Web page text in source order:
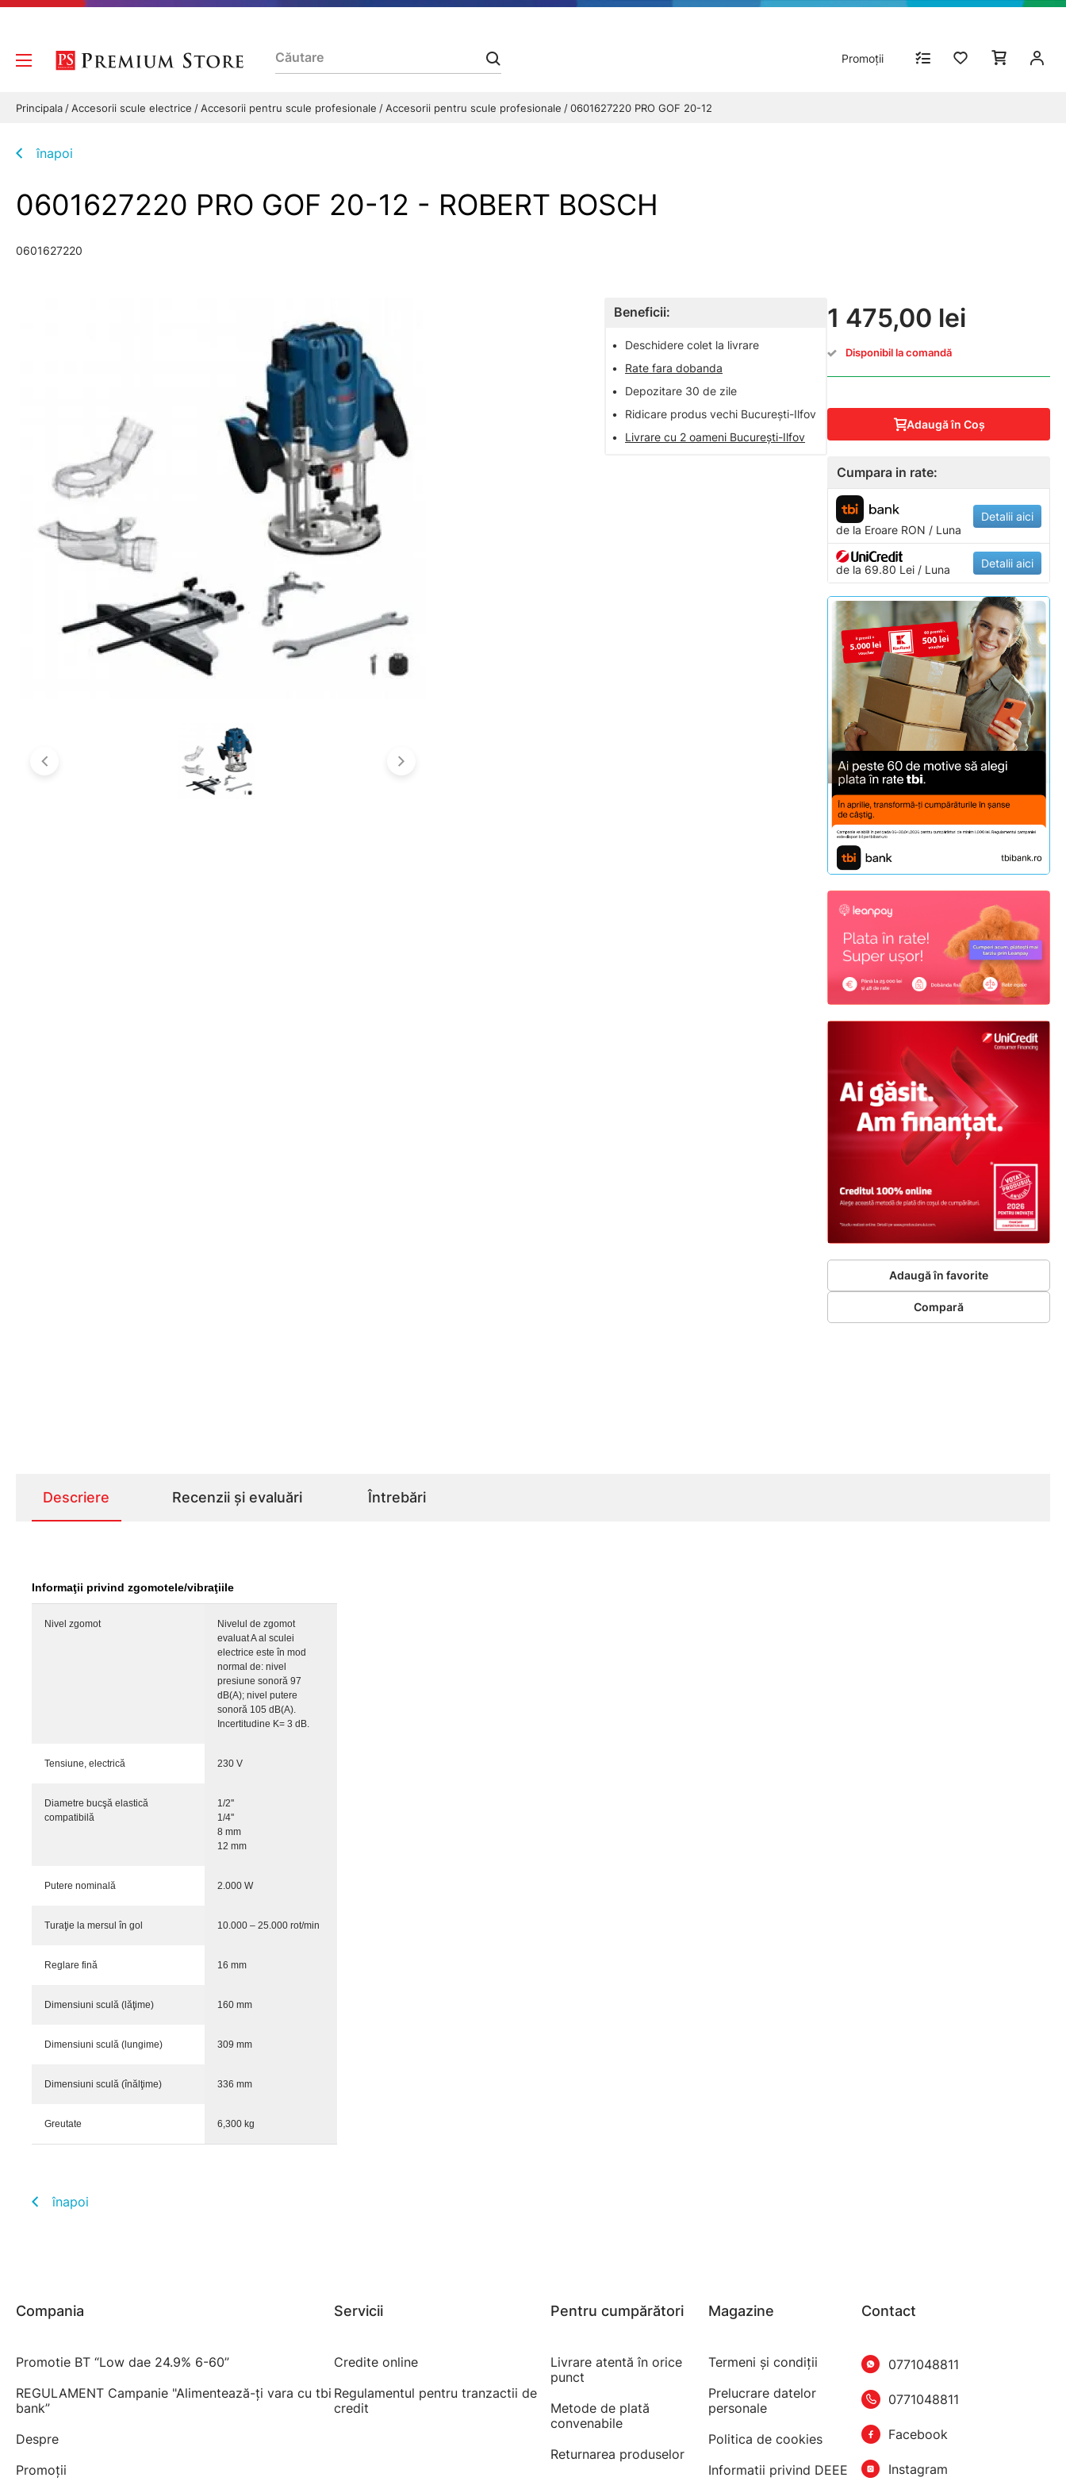
Promoții
Principala Accesorii scule electrice Accesorii pentru scule profesionale Accesorii pentru scule profesionale 0601627220 PRO GOF 20-12
înapoi
0601627220 PRO GOF 20-12 - ROBERT BOSCH
0601627220
Beneficii:
•
Deschidere colet la livrare
•
Rate fara dobanda
•
Depozitare 30 de zile
•
Ridicare produs vechi București-Ilfov
•
Livrare cu 2 oameni București-Ilfov
1 475,00 lei
Disponibil la comandă
Adaugă în Coş
Cumpara in rate:
de la Eroare RON / Luna
Detalii aici
de la 69.80 Lei / Luna Detalii aici
Adaugă în favorite
Compară
Descriere Recenzii și evaluări Întrebări
Informaţii privind zgomotele/vibraţiile
Nivel zgomot
Nivelul de zgomot
evaluat A al sculei
electrice este în mod
normal de: nivel
presiune sonoră 97
dB(A); nivel putere
sonoră 105 dB(A).
Incertitudine K= 3 dB.
Tensiune, electrică 230 V
Diametre bucşă elastică
compatibilă
1/2''
1/4''
8 mm
12 mm
Putere nominală 2.000 W
Turaţie la mersul în gol 10.000 – 25.000 rot/min
Reglare fină 16 mm
Dimensiuni sculă (lăţime) 160 mm
Dimensiuni sculă (lungime) 309 mm
Dimensiuni sculă (înălţime) 336 mm
Greutate 6,300 kg
înapoi
Compania
Promotie BT “Low dae 24.9% 6-60”
REGULAMENT Campanie "Alimentează-ți vara cu tbi
bank”
Despre
Promoții
Servicii
Credite online
Regulamentul pentru tranzactii de
credit
Pentru cumpărători
Livrare atentă în orice
punct
Metode de plată
convenabile
Returnarea produselor
Magazine
Termeni şi condiţii
Prelucrare datelor
personale
Politica de cookies
Informatii privind DEEE
Contact
0771048811
0771048811
Facebook
Instagram